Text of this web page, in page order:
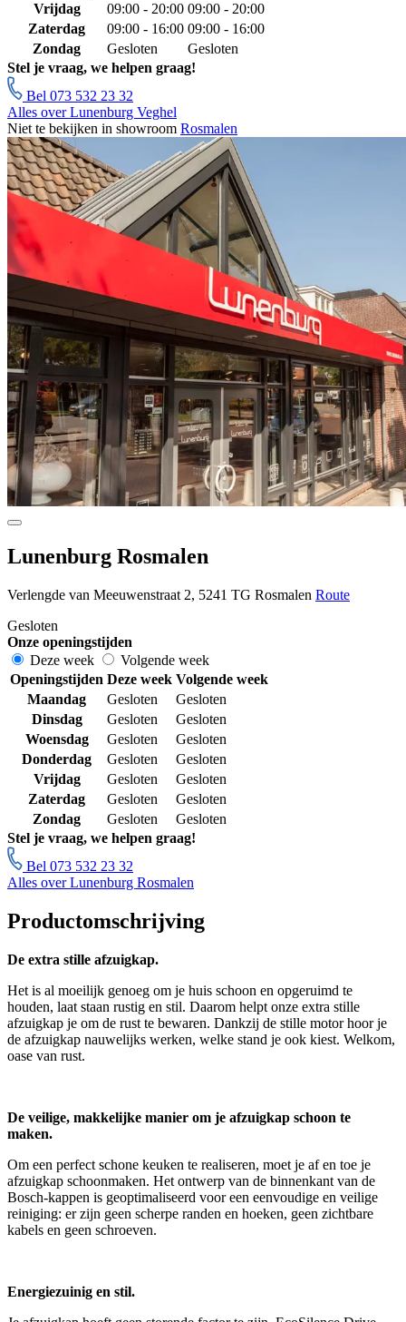
Vrijdag
09:00 - 20:00 09:00 - 20:00
Zaterdag
09:00 - 16:00 09:00 - 16:00
Zondag
Gesloten
Gesloten
Stel je vraag, we helpen graag!
Bel 073 532 23 32
Alles over Lunenburg Veghel
Niet te bekijken in showroom Rosmalen
Lunenburg Rosmalen
Verlengde van Meeuwenstraat 2, 5241 TG Rosmalen Route
Gesloten
Onze openingstijden
Deze week
Volgende week
Openingstijden Deze week Volgende week
Maandag
Gesloten
Gesloten
Dinsdag
Gesloten
Gesloten
Woensdag
Gesloten
Gesloten
Donderdag
Gesloten
Gesloten
Vrijdag
Gesloten
Gesloten
Zaterdag
Gesloten
Gesloten
Zondag
Gesloten
Gesloten
Stel je vraag, we helpen graag!
Bel 073 532 23 32
Alles over Lunenburg Rosmalen
Productomschrijving
De extra stille afzuigkap.
Het is al moeilijk genoeg om je huis schoon en opgeruimd te
houden, laat staan rustig en stil. Daarom helpt onze extra stille
afzuigkap je om de rust te bewaren. Dankzij de stille motor hoor je
de afzuigkap nauwelijks werken, welke stand je ook kiest. Welkom,
oase van rust.
De veilige, makkelijke manier om je afzuigkap schoon te
maken.
Om een perfect schone keuken te realiseren, moet je af en toe je
afzuigkap schoonmaken. Het ontwerp van de binnenkant van de
Bosch-kappen is geoptimaliseerd voor een eenvoudige en veilige
reiniging: er zijn geen scherpe randen en hoeken, geen zichtbare
kabels en geen schroeven.
Energiezuinig en stil.